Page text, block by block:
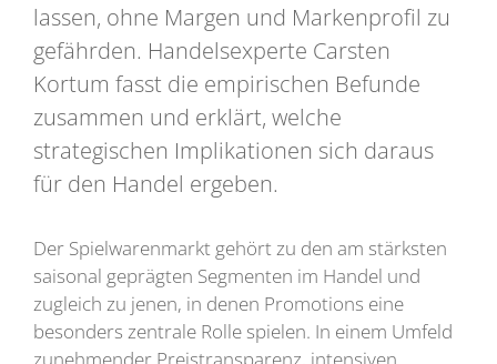
lassen, ohne Margen und Markenprofil zu
gefährden. Handelsexperte Carsten
Kortum fasst die empirischen Befunde
zusammen und erklärt, welche
strategischen Implikationen sich daraus
für den Handel ergeben.
Der Spielwarenmarkt gehört zu den am stärksten
saisonal geprägten Segmenten im Handel und
zugleich zu jenen, in denen Promotions eine
besonders zentrale Rolle spielen. In einem Umfeld
zunehmender Preistransparenz, intensiven